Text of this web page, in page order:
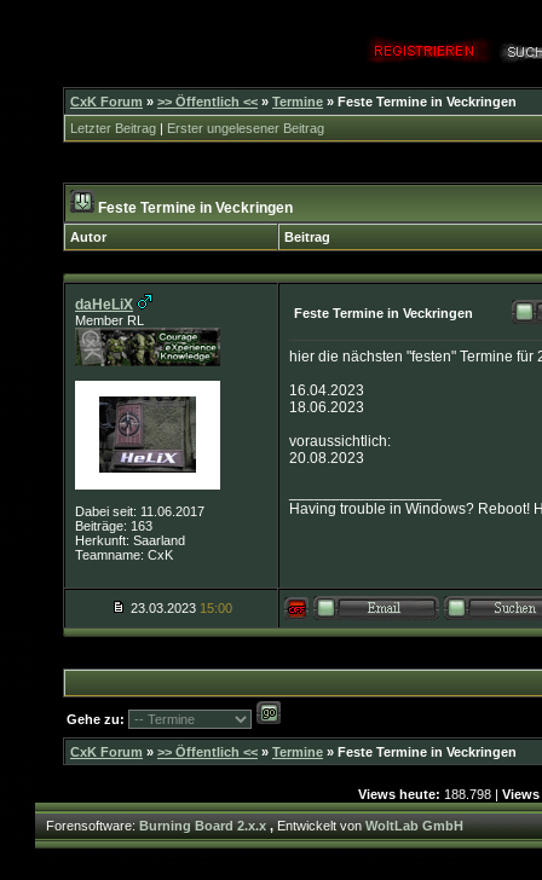
CxK Forum » >> Öffentlich << » Termine » Feste Termine in Veckringen
Letzter Beitrag | Erster ungelesener Beitrag
Feste Termine in Veckringen
Autor Beitrag
daHeLiX
Member RL
Dabei seit: 11.06.2017
Beiträge: 163
Herkunft: Saarland
Teamname: CxK
Feste Termine in Veckringen
hier die nächsten "festen" Termine für
16.04.2023
18.06.2023
voraussichtlich:
20.08.2023
Having trouble in Windows? Reboot!
23.03.2023 15:00
Gehe zu:
CxK Forum » >> Öffentlich << » Termine » Feste Termine in Veckringen
Views heute: 188.798 |
Forensoftware:Burning Board 2.x.x,Entwickelt vonWoltLab GmbH